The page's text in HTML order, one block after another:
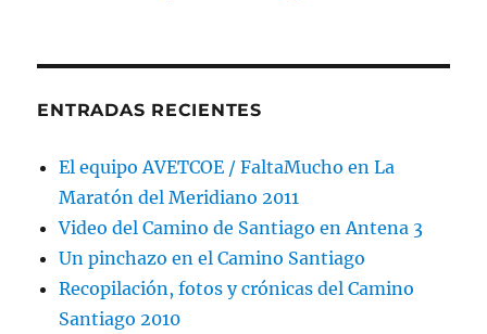
ENTRADAS RECIENTES
El equipo AVETCOE / FaltaMucho en La
Maratón del Meridiano 2011
Video del Camino de Santiago en Antena 3
Un pinchazo en el Camino Santiago
Recopilación, fotos y crónicas del Camino
Santiago 2010